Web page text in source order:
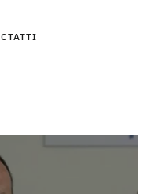
СТАТТІ